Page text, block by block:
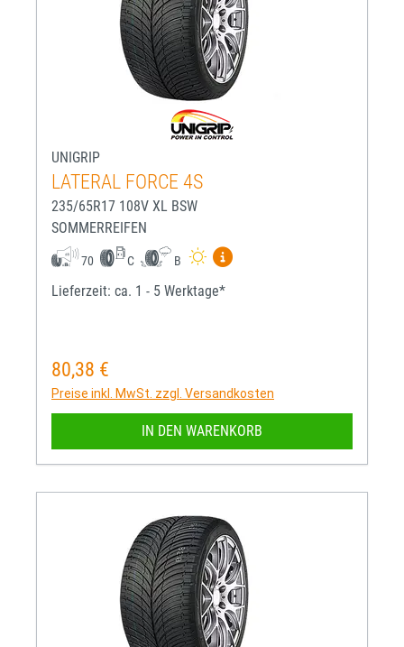
UNIGRIP
LATERAL FORCE 4S
235/65R17 108V XL BSW
SOMMERREIFEN
70 C B
Mehr Informationen zum
Lieferzeit: ca. 1 - 5 Werktage*
Regulärer Preis:
80,38 €
Preise inkl. MwSt. zzgl. Versandkosten
IN DEN WARENKORB